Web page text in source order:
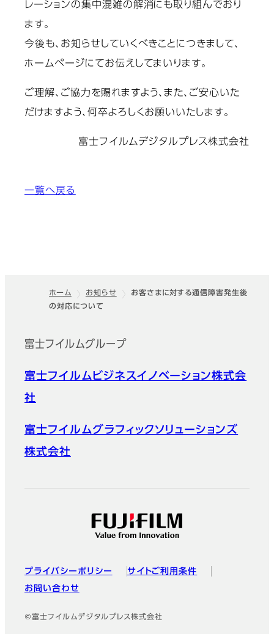
レーションの集中混雑の解消にも取り組んでおり
ます。
今後も、お知らせしていくべきことにつきまして、
ホームページにてお伝えしてまいります。
ご理解、ご協力を賜れますよう、また、ご安心いた
だけますよう、何卒よろしくお願いいたします。
富士フイルムデジタルプレス株式会社
一覧へ戻る
フッター
ホーム お知らせ
お客さまに対する通信障害発生後
の対応について
富士フイルムグループ
富士フイルムビジネスイノベーション株式会
社
富士フイルムグラフィックソリューションズ
株式会社
プライバシーポリシー
サイトご利用条件
お問い合わせ
©富士フイルムデジタルプレス株式会社